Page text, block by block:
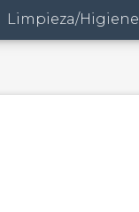
Limpieza/Higiene